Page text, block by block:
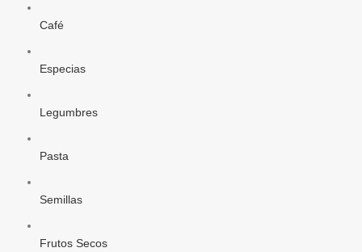
Café
Especias
Legumbres
Pasta
Semillas
Frutos Secos